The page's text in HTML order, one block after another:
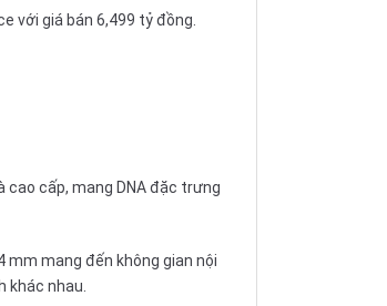
với giá bán 6,499 tỷ đồng.
cấp, mang DNA đặc trưng
mm mang đến không gian nội
khác nhau.